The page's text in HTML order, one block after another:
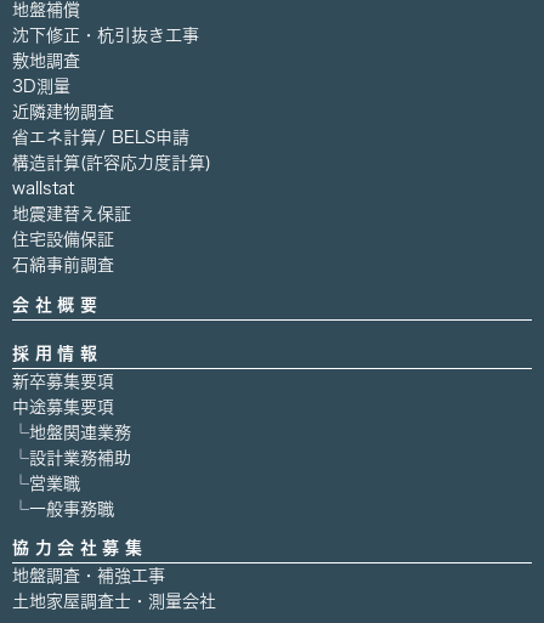
地盤補償
沈下修正・杭引抜き工事
敷地調査
3D測量
近隣建物調査
省エネ計算/ BELS申請
構造計算(許容応力度計算)
wallstat
地震建替え保証
住宅設備保証
石綿事前調査
会社概要
採用情報
新卒募集要項
中途募集要項
└地盤関連業務
└設計業務補助
└営業職
└一般事務職
協力会社募集
地盤調査・補強工事
土地家屋調査士・測量会社